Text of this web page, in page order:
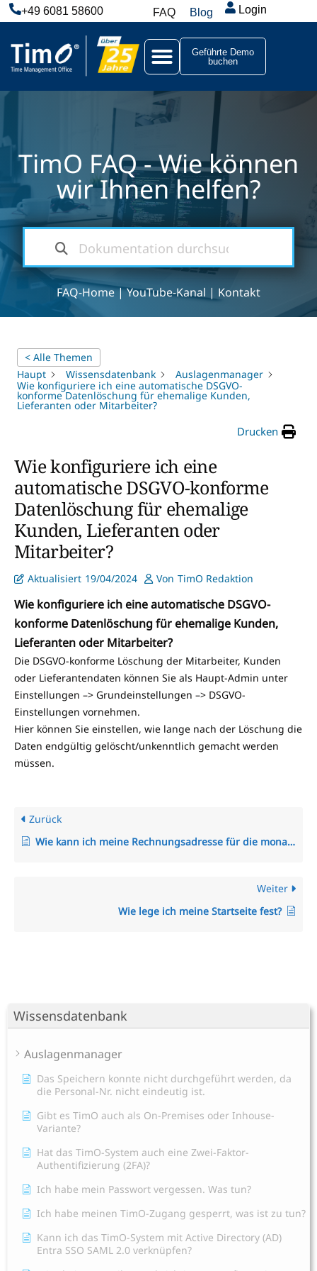
+49 6081 58600 FAQ Blog Login
Geführte Demo
buchen
TimO FAQ - Wie können
wir Ihnen helfen?
FAQ-Home|YouTube-Kanal | Kontakt
Wissensdatenbank
Auslagenmanager
Das Speichern konnte nicht durchgeführt werden, da
die Personal-Nr. nicht eindeutig ist.
Gibt es TimO auch als On-Premises oder Inhouse-
Variante?
Hat das TimO-System auch eine Zwei-Faktor-
Authentifizierung (2FA)?
Ich habe mein Passwort vergessen. Was tun?
Ich habe meinen TimO-Zugang gesperrt, was ist zu tun?
Kann ich das TimO-System mit Active Directory (AD)
Entra SSO SAML 2.0 verknüpfen?
< Alle Themen
Haupt
Wissensdatenbank
Auslagenmanager
Wie konfiguriere ich eine automatische DSGVO-
konforme Datenlöschung für ehemalige Kunden,
Lieferanten oder Mitarbeiter?
Drucken
Wie konfiguriere ich eine
automatische DSGVO-konforme
Datenlöschung für ehemalige
Kunden, Lieferanten oder
Mitarbeiter?
Aktualisiert 19/04/2024 Von TimO Redaktion
Wie konfiguriere ich eine automatische DSGVO-
konforme Datenlöschung für ehemalige Kunden,
Lieferanten oder Mitarbeiter?
Die DSGVO-konforme Löschung der Mitarbeiter, Kunden
oder Lieferantendaten können Sie als Haupt-Admin unter
Einstellungen –> Grundeinstellungen –> DSGVO-
Einstellungen vornehmen.
Hier können Sie einstellen, wie lange nach der Löschung die
Daten endgültig gelöscht/unkenntlich gemacht werden
müssen.
Zurück
Wie kann ich meine Rechnungsadresse für die monatlichen TimO-Rechnungen anpassen?
Weiter
Wie lege ich meine Startseite fest?